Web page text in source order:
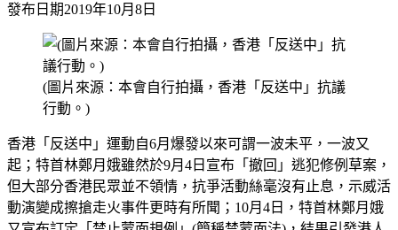
發布日期2019年10月8日
(圖片來源：本會自行拍攝，香港「反送中」抗議
行動。)
香港「反送中」運動自6月爆發以來可謂一波未平，一波又
起；特首林鄭月娥雖然於9月4日宣布「撤回」逃犯修例草案，
但大部分香港民眾並不領情，抗爭活動絲毫沒有止息，示威活
動演變成擦搶走火事件更時有所聞；10月4日，特首林鄭月娥